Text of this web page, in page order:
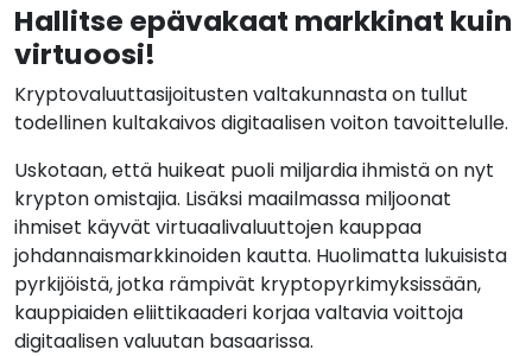
Hallitse epävakaat markkinat kuin
virtuoosi!
Kryptovaluuttasijoitusten valtakunnasta on tullut
todellinen kultakaivos digitaalisen voiton tavoittelulle.
Uskotaan, että huikeat puoli miljardia ihmistä on nyt
krypton omistajia. Lisäksi maailmassa miljoonat
ihmiset käyvät virtuaalivaluuttojen kauppaa
johdannaismarkkinoiden kautta. Huolimatta lukuisista
pyrkijöistä, jotka rämpivät kryptopyrkimyksissään,
kauppiaiden eliittikaaderi korjaa valtavia voittoja
digitaalisen valuutan basaarissa.